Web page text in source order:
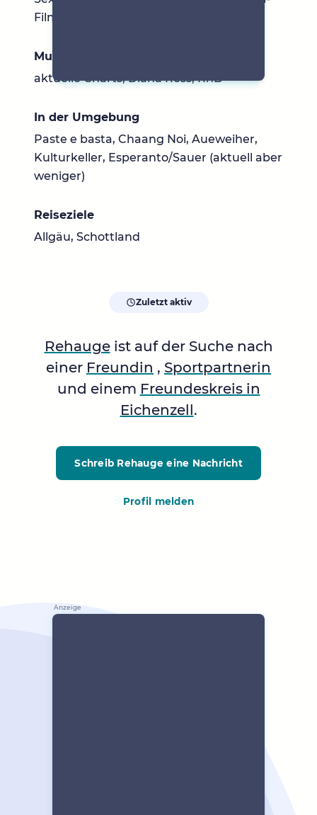
Filme
Musik
aktuelle Charts, Diana Ross, RnB
In der Umgebung
Paste e basta, Chaang Noi, Aueweiher,
Kulturkeller, Esperanto/Sauer (aktuell aber
weniger)
Reiseziele
Allgäu, Schottland
Zuletzt aktiv
Rehaugeist auf der Suche nach
einer Freundin , Sportpartnerin
und einem Freundeskreis in
Eichenzell.
Schreib Rehauge eine Nachricht
Profil melden